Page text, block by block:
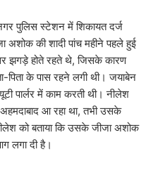
पुलिस स्टेशन में शिकायत दर्ज
की शादी पांच महीने पहले हुई
झगड़े होते रहते थे, जिसके कारण
के पास रहने लगी थी। जयाबेन
पार्लर में काम करती थी। नीलेश
आ रहा था, तभी उसके
को बताया कि उसके जीजा अशोक
लगा दी है।